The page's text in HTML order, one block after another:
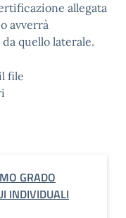
allegata
avverrà
quello laterale.
file
GRADO
INDIVIDUALI